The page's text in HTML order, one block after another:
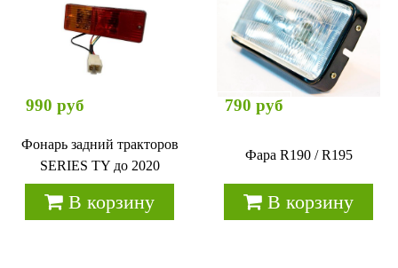
990 руб
Фонарь задний тракторов
SERIES TY до 2020
В корзину
790 руб
Фара R190 / R195
В корзину